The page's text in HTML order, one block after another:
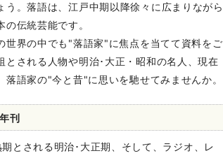
う。落語は、江戸中期以降徐々に広まりながら
伝統芸能です。
世界の中でも"落語家"に焦点を当てて資料をご
とされる人物や明治･大正・昭和の名人、現在
落語家の"今と昔"に思いを馳せてみませんか。
刊
とされる明治･大正期、そして、ラジオ、レ